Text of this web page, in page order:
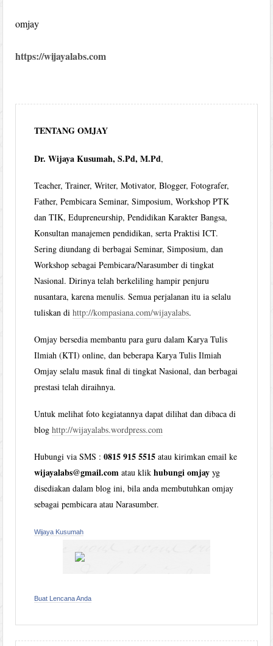
omjay
https://wijayalabs.com
TENTANG OMJAY
Dr. Wijaya Kusumah, S.Pd, M.Pd,
Teacher, Trainer, Writer, Motivator, Blogger, Fotografer,
Father, Pembicara Seminar, Simposium, Workshop PTK
dan TIK, Edupreneurship, Pendidikan Karakter Bangsa,
Konsultan manajemen pendidikan, serta Praktisi ICT.
Sering diundang di berbagai Seminar, Simposium, dan
Workshop sebagai Pembicara/Narasumber di tingkat
Nasional. Dirinya telah berkeliling hampir penjuru
nusantara, karena menulis. Semua perjalanan itu ia selalu
tuliskan dihttp://kompasiana.com/wijayalabs.
Omjay bersedia membantu para guru dalam Karya Tulis
Ilmiah (KTI) online, dan beberapa Karya Tulis Ilmiah
Omjay selalu masuk final di tingkat Nasional, dan berbagai
prestasi telah diraihnya.
Untuk melihat foto kegiatannya dapat dilihat dan dibaca di
bloghttp://wijayalabs.wordpress.com
Hubungi via SMS :0815 915 5515 atau kirimkan email ke
wijayalabs@gmail.com atau klikhubungi omjay yg
disediakan dalam blog ini, bila anda membutuhkan omjay
sebagai pembicara atau Narasumber.
Wijaya Kusumah
Buat Lencana Anda